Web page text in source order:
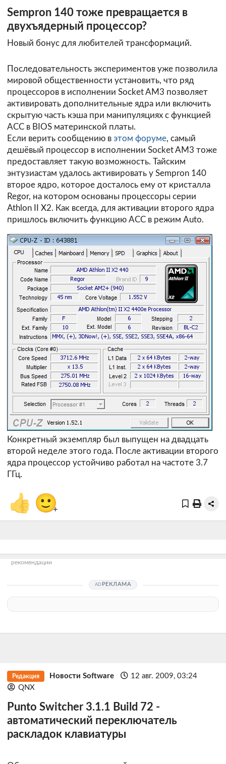
Sempron 140 тоже превращается в
двухъядерный процессор?
Новый бонус для любителей трансформаций.
Последовательность экспериментов уже позволила
мировой общественности установить, что ряд
процессоров в исполнении Socket AM3 позволяет
активировать дополнительные ядра или включить
скрытую часть кэша при манипуляциях с функцией
ACC в BIOS материнской платы.
Если верить сообщению в этом форуме, самый
дешёвый процессор в исполнении Socket AM3 тоже
предоставляет такую возможность. Тайским
энтузиастам удалось активировать у Sempron 140
второе ядро, которое досталось ему от кристалла
Regor, на котором основаны процессоры серии
Athlon II X2. Как всегда, для активации второго ядра
пришлось включить функцию ACC в режим Auto.
Конкретный экземпляр был выпущен на двадцать
второй неделе этого года. После активации второго
ядра процессор устойчиво работал на частоте 3.7
ГГц.
👍 🙂+
рекомендации
РЕКЛАМА
Редакция Новости Software
12 авг. 2009, 03:24
QNX
Punto Switcher 3.1.1 Build 72 -
автоматический переключатель
раскладок клавиатуры